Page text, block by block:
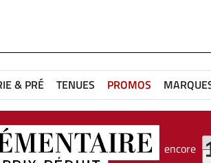
& PRÉ TENUES PROMOS
encore